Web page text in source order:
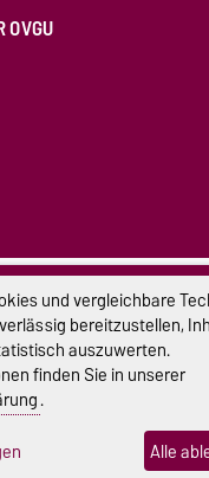
OVGU
Impressum
Datenschutz
Barrierefreiheit
Cookie-Einstellungen
und vergleichbare
bereitzustellen,
auszuwerten.
finden Sie in unserer
.
Alle